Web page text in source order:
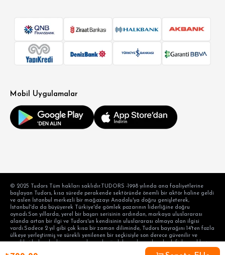
Mobil Uygulamalar
© 2025 Tudors Tüm hakları saklıdır.TUDORS -1998 yılında ana faaliyetlerine
başlayan Tudors, kısa sürede perakende sektöründe önemli bir aktör haline geldi
ve aslen İstanbul merkezli bir mağazayı Anadolu'ya doğru genişleterek,
İstanbul'da da büyüyerek Türkiye'de gömlek pazarının liderliğine doğru
oynadı.Son yıllarda, yerel bir başarı serisinin ardından, markaya uluslararası
alanda artan bir ilgi ve Tudors'un kendisinin uluslararası olmaya olan ilgisi
vardı.Sadece 2 yıl gibi çok kısa bir zaman diliminde, Tudors bayrağını 14'ten fazla
ülkeye yerleştirmiş ve sürekli yenilenen bir seçkisiyle son derece güvenilir ve
yenilikçi kalarak, dünyanın en başarılı gömlek markası olma hedefiyle aralıksız
devam etmektedir. hedef tüketicinin taleplerini karşılama alışkanlığı ve modern